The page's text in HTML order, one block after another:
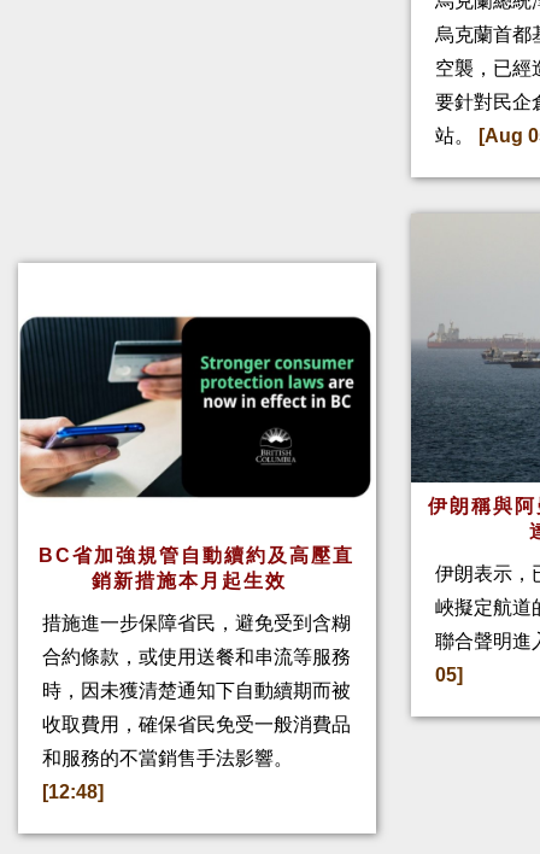
BC省加強規管自動續約及高壓直
銷新措施本月起生效
措施進一步保障省民，避免受到含糊
合約條款，或使用送餐和串流等服務
時，因未獲清楚通知下自動續期而被
收取費用，確保省民免受一般消費品
和服務的不當銷售手法影響。
[12:48]
烏克蘭首都
空襲，已經
要針對民企
站。
[Aug
伊朗稱與
伊朗表示，
峽擬定航道
聯合聲明進
05]